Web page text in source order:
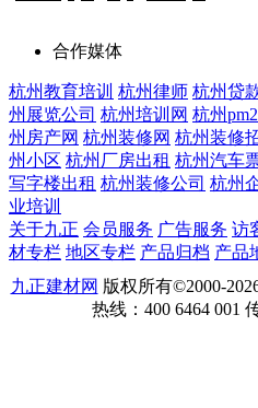
合作媒体
杭州教育培训 杭州律师 杭州贷
州展览公司 杭州培训网 杭州
州房产网 杭州装修网 杭州装修
州小区 杭州厂房出租 杭州汽车
写字楼出租 杭州装修公司 杭州
业培训
关于九正 会员服务 广告服务 访
材专栏 地区专栏 产品归档 产品
九正建材网 版权所有©2000-
热线：400 6464 001